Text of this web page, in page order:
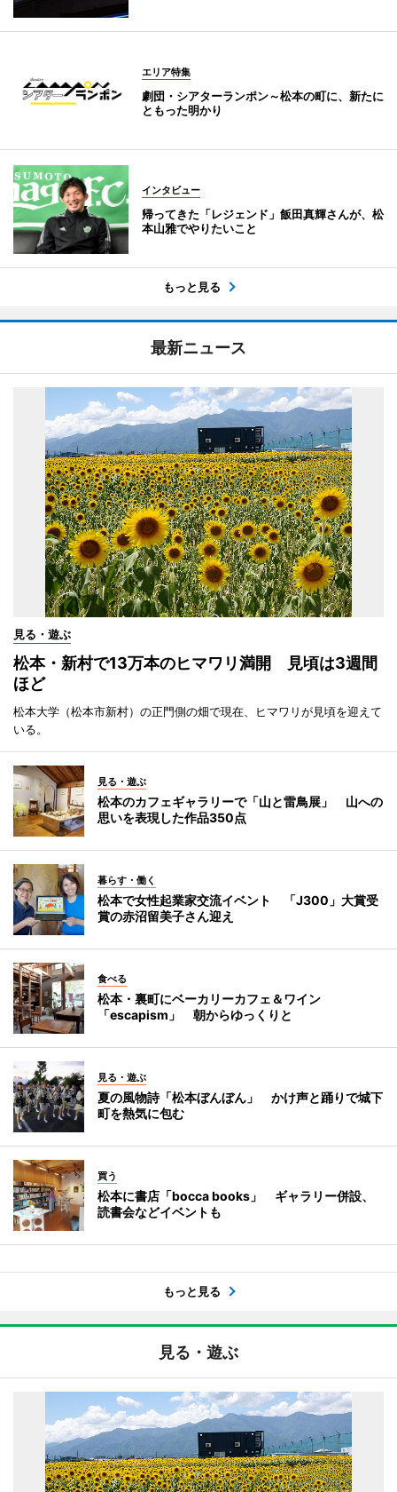
エリア特集
劇団・シアターランポン～松本の町に、新たに
ともった明かり
インタビュー
帰ってきた「レジェンド」飯田真輝さんが、松
本山雅でやりたいこと
もっと見る
最新ニュース
見る・遊ぶ
松本・新村で13万本のヒマワリ満開 見頃は3週間
ほど
松本大学（松本市新村）の正門側の畑で現在、ヒマワリが見頃を迎えて
いる。
見る・遊ぶ
松本のカフェギャラリーで「山と雷鳥展」 山への
思いを表現した作品350点
暮らす・働く
松本で女性起業家交流イベント 「J300」大賞受
賞の赤沼留美子さん迎え
食べる
松本・裏町にベーカリーカフェ＆ワイン
「escapism」 朝からゆっくりと
見る・遊ぶ
夏の風物詩「松本ぼんぼん」 かけ声と踊りで城下
町を熱気に包む
買う
松本に書店「bocca books」 ギャラリー併設、
読書会などイベントも
もっと見る
見る・遊ぶ